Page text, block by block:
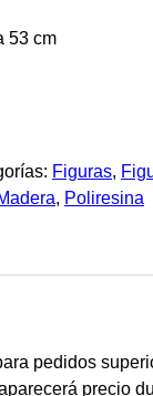
53 cm
Figuras,
, Poliresina
pedidos
precio